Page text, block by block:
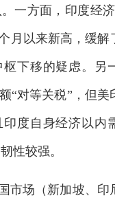
一方面，印度经
月以来新高，缓解
下移的疑虑。另
“对等关税”，但美
度自身经济以内
性较强。
市场（新加坡、印